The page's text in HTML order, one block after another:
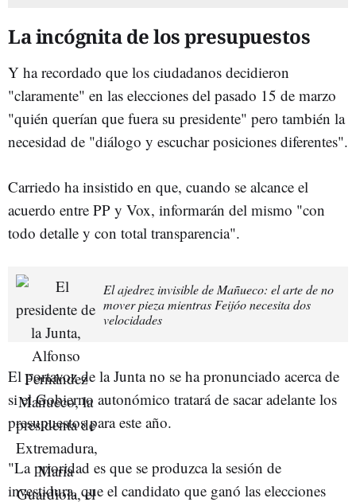
La incógnita de los presupuestos
Y ha recordado que los ciudadanos decidieron
"claramente" en las elecciones del pasado 15 de marzo
"quién querían que fuera su presidente" pero también la
necesidad de "diálogo y escuchar posiciones diferentes".
Carriedo ha insistido en que, cuando se alcance el
acuerdo entre PP y Vox, informarán del mismo "con
todo detalle y con total transparencia".
El ajedrez invisible de Mañueco: el arte de no
mover pieza mientras Feijóo necesita dos
velocidades
El portavoz de la Junta no se ha pronunciado acerca de
si el Gobierno autonómico tratará de sacar adelante los
presupuestos para este año.
"La prioridad es que se produzca la sesión de
investidura, que el candidato que ganó las elecciones